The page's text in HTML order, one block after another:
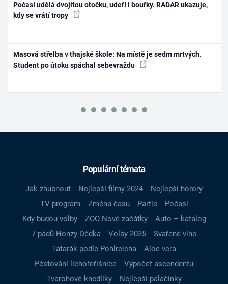
Počasí udělá dvojitou otočku, udeří i bouřky. RADAR ukazuje,
kdy se vrátí tropy
Masová střelba v thajské škole: Na místě je sedm mrtvých.
Student po útoku spáchal sebevraždu
Populární témata
Jak zhubnout Nejlepší filmy 2024
Nejlepší horory
TV program
Změna času Partie
Počasí
Kdy budou volby
ZOO Nové začátky
Auto – katalog
7 pádů Honzy Dědka
Volby 2025
Svařené víno
Tatarák podle Pohlreicha
Aloe vera
Pěstování lichořeřišnice
Výpočet ascendentu
Tvarohové knedlíky
Nejlepší palačinky